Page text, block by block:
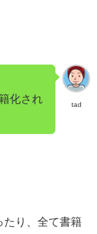
tad
化され
たり、全て書籍